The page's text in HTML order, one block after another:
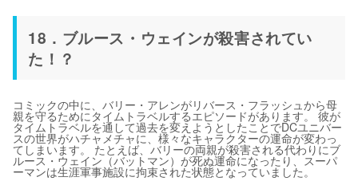
18．ブルース・ウェインが殺害されてい
た！？
コミックの中に、バリー・アレンがリバース・フラッシュから母
親を守るためにタイムトラベルするエピソードがあります。 彼が
タイムトラベルを通して過去を変えようとしたことでDCユニバー
スの世界がハチャメチャに、様々なキャラクターの運命が変わっ
てしまいます。 たとえば、バリーの両親が殺害される代わりにブ
ルース・ウェイン（バットマン）が死ぬ運命になったり、スーパ
ーマンは生涯軍事施設に拘束された状態となっていました。